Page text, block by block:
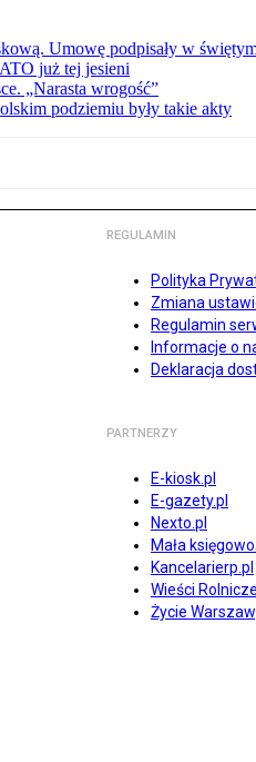
Umowę podpisały w
już tej jesieni
„Narasta wrogość”
podziemiu były takie akty
REGULAMIN
Polityka
Zmiana
Regulamin
Informacje o
Deklaracja
PARTNERZY
E-kiosk.pl
E-gazety.pl
Nexto.pl
Mała
Kancelarierp.pl
Wieści Rolnicze
Życie